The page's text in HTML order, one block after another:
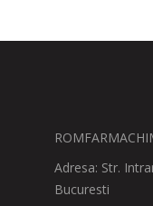
Adresa: Str.
Bucuresti